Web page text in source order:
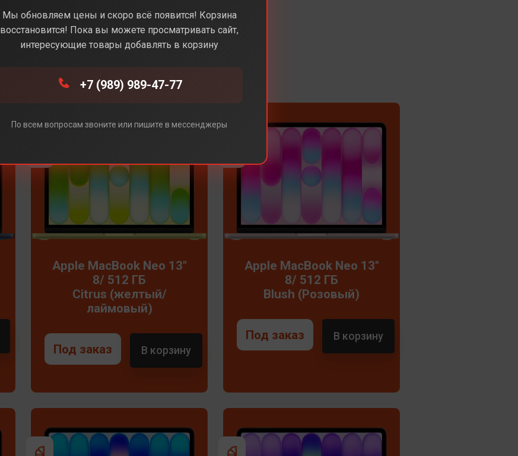
Apple MacBook Neo 13"
8/ 512 ГБ
Citrus (желтый/
лаймовый)
Под заказ В корзину
Apple MacBook Neo 13"
8/ 512 ГБ
Blush (Розовый)
Под заказ В корзину
Мы обновляем цены и скоро всё появится! Корзина
восстановится! Пока вы можете просматривать сайт,
интересующие товары добавлять в корзину
+7 (989) 989-47-77
По всем вопросам звоните или пишите в мессенджеры